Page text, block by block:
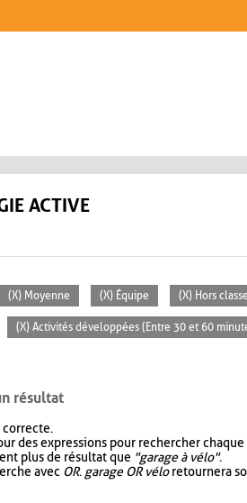
ACTIVE
(X) Moyenne (X) Équipe (X) Hors classe
(X) Activités développées (Entre 30 et 60
résultat
des expressions pour rechercher
plus de résultat que "garage à vélo".
avec OR. garage OR véloretournera